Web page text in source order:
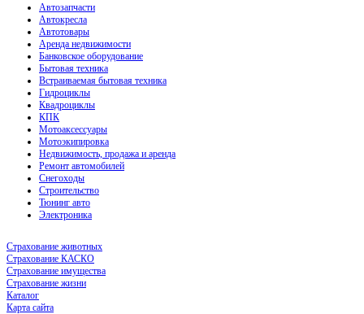
Автозапчасти
Автокресла
Автотовары
Аренда недвижимости
Банковское оборудование
Бытовая техника
Встраиваемая бытовая техника
Гидроциклы
Квадроциклы
КПК
Мотоаксессуары
Мотоэкипировка
Недвижимость, продажа и аренда
Ремонт автомобилей
Снегоходы
Строительство
Тюнинг авто
Электроника
Страхование животных
Страхование КАСКО
Страхование имущества
Страхование жизни
Каталог
Карта сайта